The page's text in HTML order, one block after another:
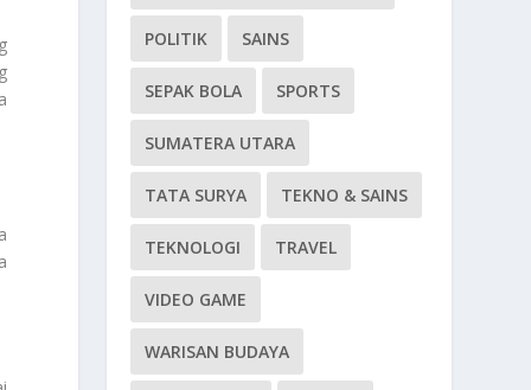
POLITIK SAINS
SEPAK BOLA SPORTS
SUMATERA UTARA
TATA SURYA TEKNO & SAINS
TEKNOLOGI TRAVEL
VIDEO GAME
WARISAN BUDAYA